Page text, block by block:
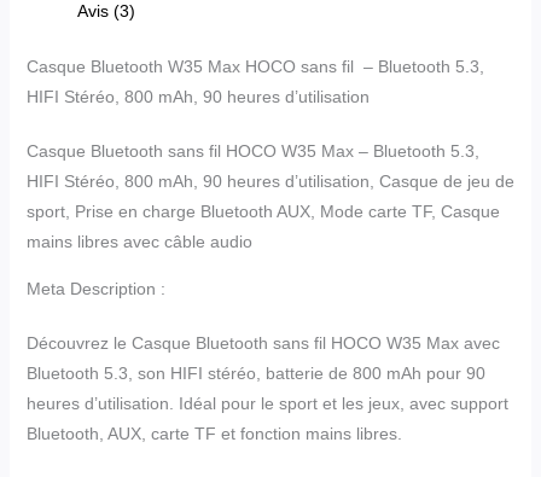
Avis (3)
Casque Bluetooth W35 Max HOCO sans fil – Bluetooth 5.3,
HIFI Stéréo, 800 mAh, 90 heures d’utilisation
Casque Bluetooth sans fil HOCO W35 Max – Bluetooth 5.3,
HIFI Stéréo, 800 mAh, 90 heures d’utilisation, Casque de jeu de
sport, Prise en charge Bluetooth AUX, Mode carte TF, Casque
mains libres avec câble audio
Meta Description :
Découvrez le Casque Bluetooth sans fil HOCO W35 Max avec
Bluetooth 5.3, son HIFI stéréo, batterie de 800 mAh pour 90
heures d’utilisation. Idéal pour le sport et les jeux, avec support
Bluetooth, AUX, carte TF et fonction mains libres.